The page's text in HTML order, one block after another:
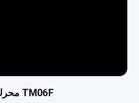
TM06F محرك السفر عاصي ZX55 ZX48 ZX68 SWE60 SWE70 حفارة النهائي محرك